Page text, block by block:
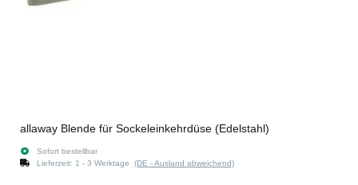
allaway Blende für Sockeleinkehrdüse (Edelstahl)
Sofort bestellbar
Lieferzeit: 1 - 3 Werktage (DE - Ausland abweichend)